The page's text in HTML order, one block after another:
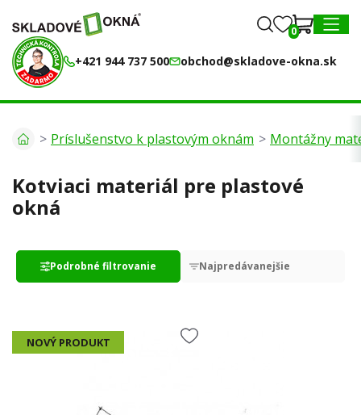
0
+421 944 737 500 obchod@skladove-okna.sk
0
Príslušenstvo k plastovým oknám Montážny
Kotviaci materiál pre plastové
okná
Podrobné filtrovanie Najpredávanejšie
Kotviaci materiál
NOVÝ PRODUKT